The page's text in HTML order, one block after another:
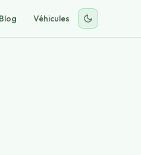
Blog Véhicules